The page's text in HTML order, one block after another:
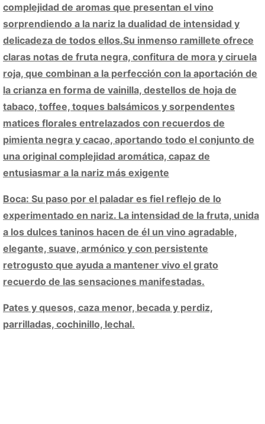
complejidad de aromas que presentan el vino
sorprendiendo a la nariz la dualidad de intensidad y
delicadeza de todos ellos.Su inmenso ramillete ofrece
claras notas de fruta negra, confitura de mora y ciruela
roja, que combinan a la perfección con la aportación de
la crianza en forma de vainilla, destellos de hoja de
tabaco, toffee, toques balsámicos y sorpendentes
matices florales entrelazados con recuerdos de
pimienta negra y cacao, aportando todo el conjunto de
una original complejidad aromática, capaz de
entusiasmar a la nariz más exigente
Boca: Su paso por el paladar es fiel reflejo de lo
experimentado en nariz. La intensidad de la fruta, unida
a los dulces taninos hacen de él un vino agradable,
elegante, suave, armónico y con persistente
retrogusto que ayuda a mantener vivo el grato
recuerdo de las sensaciones manifestadas.
Pates y quesos, caza menor, becada y perdiz,
parrilladas, cochinillo, lechal.